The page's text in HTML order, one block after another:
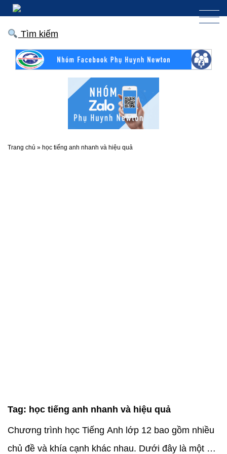
Tìm kiếm
Trang chủ » học tiếng anh nhanh và hiệu quả
Tag: học tiếng anh nhanh và hiệu quả
Chương trình học Tiếng Anh lớp 12 bao gồm nhiều
chủ đề và khía cạnh khác nhau. Dưới đây là một số